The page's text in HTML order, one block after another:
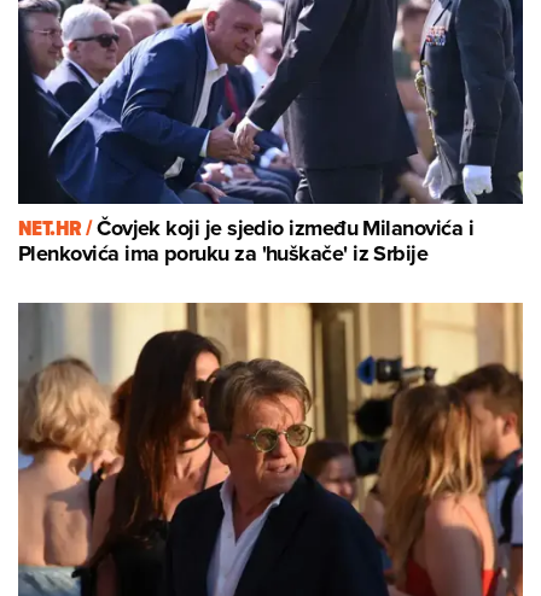
NET.HR /Čovjek koji je sjedio između Milanovića i
Plenkovića ima poruku za 'huškače' iz Srbije